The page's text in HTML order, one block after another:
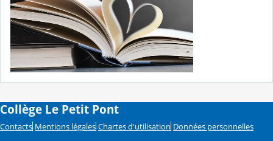
Collège Le Petit Pont
Contacts Mentions légales Chartes d'utilisation Données personnelles